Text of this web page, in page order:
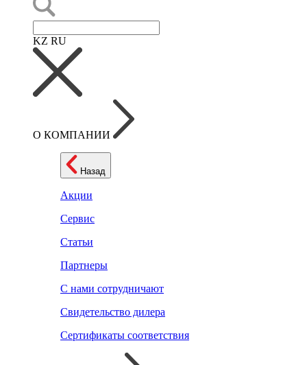
KZ RU
О КОМПАНИИ
Назад
Акции
Сервис
Статьи
Партнеры
С нами сотрудничают
Свидетельство дилера
Сертификаты соответствия